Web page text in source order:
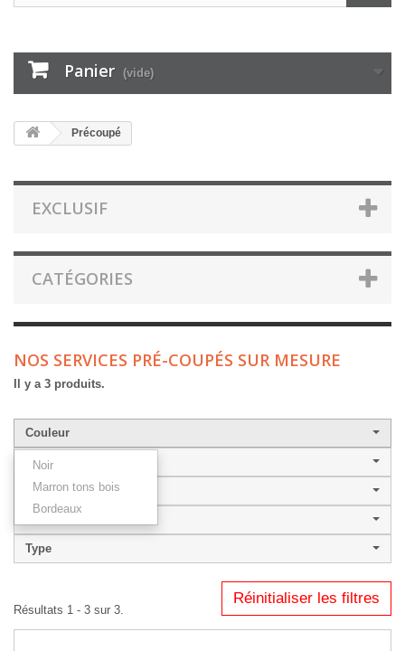
Panier (vide)
Précoupé
EXCLUSIF
CATÉGORIES
NOS SERVICES PRÉ-COUPÉS SUR MESURE
Il y a 3 produits.
Couleur
Noir
Marron tons bois
Bordeaux
Largeur de baguette
Style
Type
Réinitialiser les filtres
Résultats 1 - 3 sur 3.